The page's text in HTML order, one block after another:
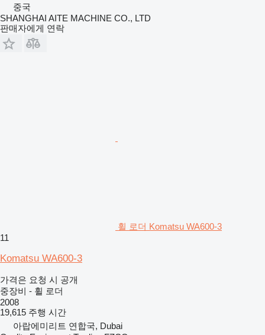
중국
SHANGHAI AITE MACHINE CO., LTD
판매자에게 연락
휠 로더 Komatsu WA600-3
11
Komatsu WA600-3
가격은 요청 시 공개
중장비 - 휠 로더
2008
19,615 주행 시간
아랍에미리트 연합국, Dubai